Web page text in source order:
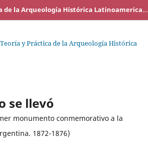
Teoría y Práctica de la Arqueología Histórica Latinoamericana
y Práctica de la Arqueología Histórica
se llevó
monumento conmemorativo a la
1872-1876)